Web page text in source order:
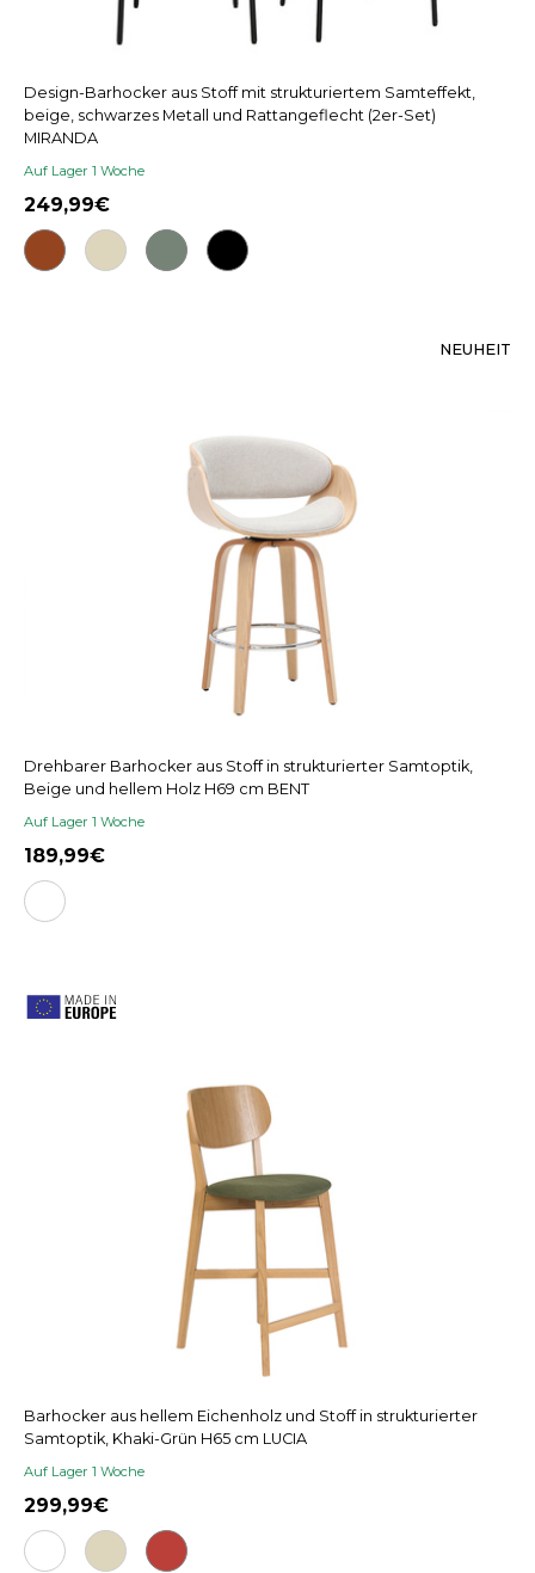
Design-Barhocker aus Stoff mit strukturiertem Samteffekt,
beige, schwarzes Metall und Rattangeflecht (2er-Set)
MIRANDA
Auf Lager 1 Woche
249,99
NEUHEIT
Drehbarer Barhocker aus Stoff in strukturierter Samtoptik,
Beige und hellem Holz H69 cm BENT
Auf Lager 1 Woche
189,99
Barhocker aus hellem Eichenholz und Stoff in strukturierter
Samtoptik, Khaki-Grün H65 cm LUCIA
Auf Lager 1 Woche
299,99